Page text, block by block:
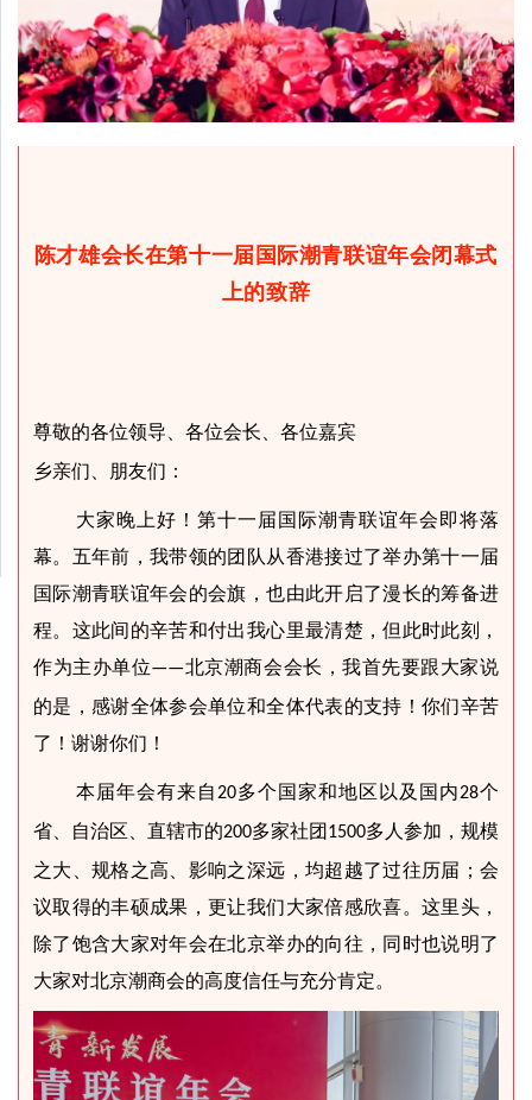
陈才雄会长在第十一届国际潮青联谊年会闭幕式
上的致辞
尊敬的各位领导、各位会长、各位嘉宾
乡亲们、朋友们：
大家晚上好！第十一届国际潮青联谊年会即将落
幕。五年前，我带领的团队从香港接过了举办第十一届
国际潮青联谊年会的会旗，也由此开启了漫长的筹备进
程。这此间的辛苦和付出我心里最清楚，但此时此刻，
作为主办单位——北京潮商会会长，我首先要跟大家说
的是，感谢全体参会单位和全体代表的支持！你们辛苦
了！谢谢你们！
本届年会有来自20多个国家和地区以及国内28个
省、自治区、直辖市的200多家社团 1500多人参加，规模
之大、规格之高、影响之深远，均超越了过往历届；会
议取得的丰硕成果，更让我们大家倍感欣喜。这里头，
除了饱含大家对年会在北京举办的向往，同时也说明了
大家对北京潮商会的高度信任与充分肯定。